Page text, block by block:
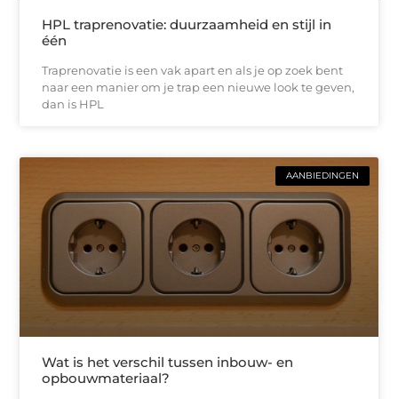
HPL traprenovatie: duurzaamheid en stijl in
één
Traprenovatie is een vak apart en als je op zoek bent
naar een manier om je trap een nieuwe look te geven,
dan is HPL
AANBIEDINGEN
Wat is het verschil tussen inbouw- en
opbouwmateriaal?